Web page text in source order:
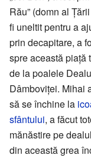
Rău” (domn al
fi uneltit pentru a
prin decapitare, a
spre această
de la poalele
Dâmboviței. Mihai
să se închine la
sfântului, a făcut
mănăstire pe
din această grea